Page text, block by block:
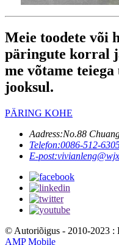
Meie toodete või
päringute korral
me võtame
jooksul.
PÄRING KOHE
Aadress:No.88
Telefon:0086-512-
E-post:
© Autoriõigus - 2010-2023 :
AMP Mobile